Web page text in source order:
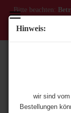
Hinweis:
wir sind
Bestellungen
Bitte beachten:
Bestellungen ab